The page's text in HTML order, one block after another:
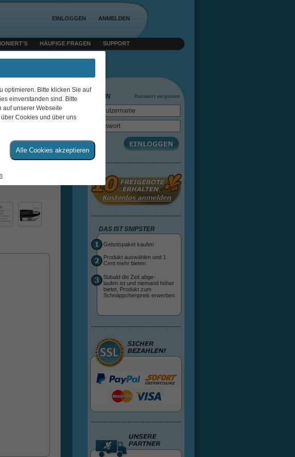
EINLOGGEN
ANMELDEN
HÄUFIGE FRAGEN SUPPORT
für € 4,24 an Jaro
LOGIN Passwort vergessen
DAS IST SNIPSTER
Gebotspaket kaufen
Produkt auswählen und 1
Cent mehr bieten
Sobald die Zeit abge-
laufen ist und niemand höher
bietet, Produkt zum
Schnäppchenpreis erwerben
optimieren. Bitte klicken Sie auf
einverstanden sind. Bitte
unserer Webseite
Cookies und über uns
Alle Cookies akzeptieren